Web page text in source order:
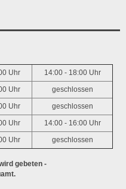
Uhr 14:00 - 18:00 Uhr
Uhr geschlossen
Uhr geschlossen
Uhr 14:00 - 16:00 Uhr
Uhr geschlossen
gebeten -